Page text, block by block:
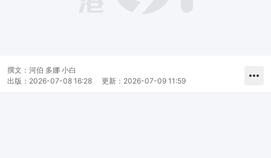
撰文： 河伯 多娜 小白
出版： 2026-07-08 16:28 更新： 2026-07-09 11:59